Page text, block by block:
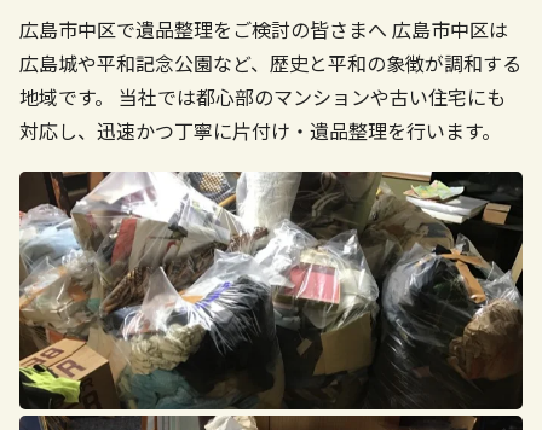
広島市中区で遺品整理をご検討の皆さまへ 広島市中区は
広島城や平和記念公園など、歴史と平和の象徴が調和する
地域です。
当社では都心部のマンションや古い住宅にも
対応し、迅速かつ丁寧に片付け・遺品整理を行います。